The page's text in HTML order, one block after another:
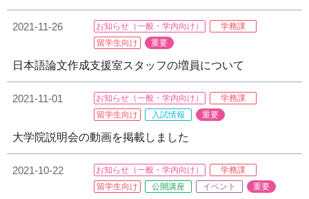
2021-11-26 お知らせ（一般・学内向け）
学務課
留学生向け
重要
日本語論文作成支援室スタッフの増員について
2021-11-01 お知らせ（一般・学内向け）
学務課
留学生向け
入試情報 重要
大学院説明会の動画を掲載しました
2021-10-22 お知らせ（一般・学内向け）
学務課
留学生向け
公開講座 イベント 重要